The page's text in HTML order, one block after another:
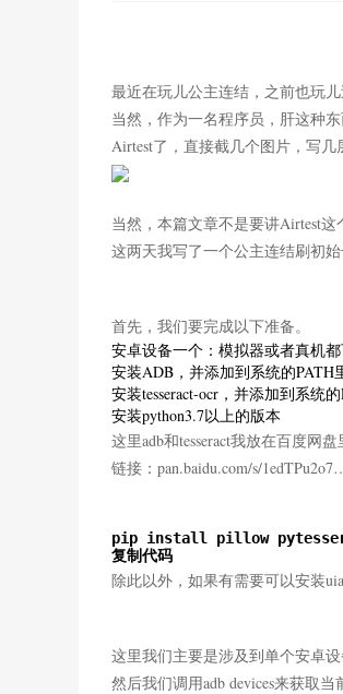
最近在玩儿公主连结，之前也玩
当然，作为一名程序员，肝这种
Airtest了，直接截几个图片，写几
当然，本篇文章不是要讲Airtest这
这两天我写了一个公主连结刷初
首先，我们要完成以下准备。
安卓设备一个：模拟器或者真机都
安装ADB ，并添加到系统的PATH
安装tesseract-ocr ，并添加到系统的
安装python3.7以上的版本
这里adb和tesseract我放在百度网
链接：pan.baidu.com/s/
pip install pillow
复制代码
除此以外，如果有需要可以安装
这里我们主要是涉及到单个安卓
然后我们调用adb devices来获取